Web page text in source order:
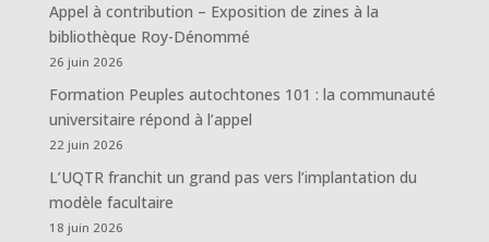
Appel à contribution – Exposition de zines à la
bibliothèque Roy-Dénommé
26 juin 2026
Formation Peuples autochtones 101 : la communauté
universitaire répond à l’appel
22 juin 2026
L’UQTR franchit un grand pas vers l’implantation du
modèle facultaire
18 juin 2026